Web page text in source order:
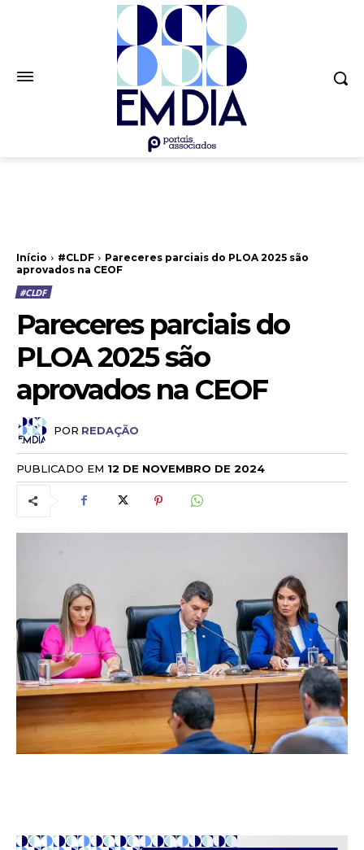
Início #CLDF
Pareceres parciais do PLOA 2025 são
aprovados na CEOF
#CLDF
Pareceres parciais do
PLOA 2025 são
aprovados na CEOF
POR REDAÇÃO
PUBLICADO EM 12 DE NOVEMBRO DE 2024